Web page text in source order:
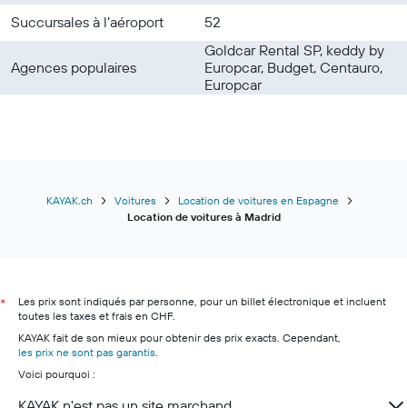
Succursales à l’aéroport
52
Agences populaires
Goldcar Rental SP, keddy by
Europcar, Budget, Centauro,
Europcar
KAYAK.ch Voitures
Location de voitures en Espagne
Location de voitures à Madrid
*
Les prix sont indiqués par personne, pour un billet électronique et incluent
toutes les taxes et frais en CHF.
KAYAK fait de son mieux pour obtenir des prix exacts. Cependant,
les prix ne sont pas garantis
Voici pourquoi :